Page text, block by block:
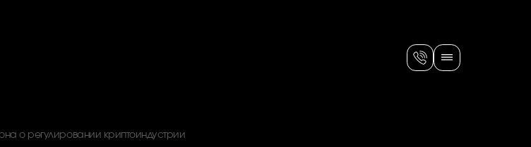
о регулировании криптоиндустрии